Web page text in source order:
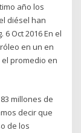
año los
diésel han
Oct 2016 En el
en un en
el promedio en
millones de
decir que
de los